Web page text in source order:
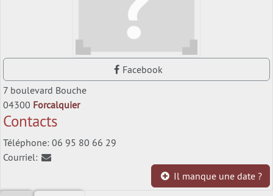
Facebook
7 boulevard Bouche
04300 Forcalquier
Contacts
Téléphone: 06 95 80 66 29
Courriel:
Il manque une date ?